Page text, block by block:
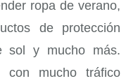
ropa de verano,
de protección
sol y mucho más.
con mucho tráfico